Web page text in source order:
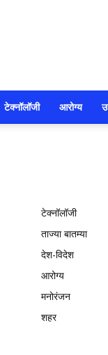
टेक्नॉलॉजी आरोग्य
टेक्नॉलॉजी
ताज्या बातम्या
देश-विदेश
आरोग्य
मनोरंजन
शहर